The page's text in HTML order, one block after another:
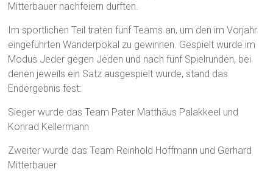
Mitterbauer nachfeiern durften.
Im sportlichen Teil traten fünf Teams an, um den im Vorjahr
eingeführten Wanderpokal zu gewinnen. Gespielt wurde im
Modus Jeder gegen Jeden und nach fünf Spielrunden, bei
denen jeweils ein Satz ausgespielt wurde, stand das
Endergebnis fest:
Sieger wurde das Team Pater Matthäus Palakkeel und
Konrad Kellermann
Zweiter wurde das Team Reinhold Hoffmann und Gerhard
Mitterbauer